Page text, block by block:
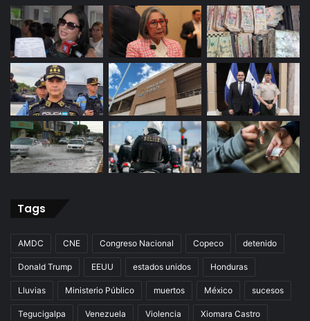
Tags
AMDC CNE Congreso Nacional Copeco detenido
Donald Trump EEUU estados unidos Honduras
Lluvias Ministerio Público muertos México sucesos
Tegucigalpa Venezuela Violencia Xiomara Castro